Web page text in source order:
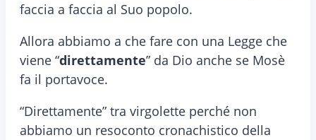
faccia a faccia al Suo popolo.
Allora abbiamo a che fare con una Legge che
viene “direttamente” da Dio anche se Mosè
fa il portavoce.
“Direttamente” tra virgolette perché non
abbiamo un resoconto cronachistico della